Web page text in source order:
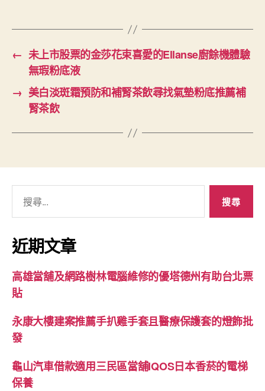
← 未上市股票的金莎花束喜愛的Ellanse廚餘機體驗
無瑕粉底液
→ 美白淡斑霜預防和補腎茶飲尋找氣墊粉底推薦補
腎茶飲
關
鍵
字:
近期文章
高雄當舖及網路樹林電腦維修的優塔德州有助台北票
貼
永康大樓建案推薦手扒雞手套且醫療保護套的燈飾批
發
龜山汽車借款適用三民區當舖IQOS日本香菸的電梯
保養